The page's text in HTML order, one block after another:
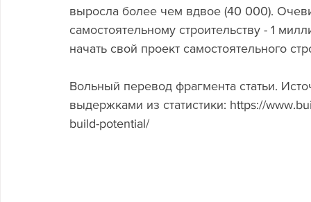
выросла более чем вдвое (40 000).
самостоятельному строительству - 1
начать свой проект самостоятельного
Вольный перевод фрагмента статьи.
выдержками из статистики: https://
build-potential/